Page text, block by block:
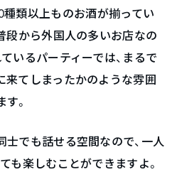
種類以上ものお酒が揃ってい
段から外国人の多いお店なの
いるパーティーでは、まるで
来てしまったかのような雰囲
。
でも話せる空間なので、一人
も楽しむことができますよ。